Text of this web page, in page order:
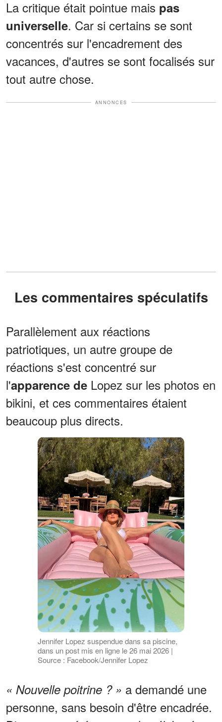
La critique était pointue mais pas
universelle. Car si certains se sont
concentrés sur l'encadrement des
vacances, d'autres se sont focalisés sur
tout autre chose.
ANNONCES
Les commentaires spéculatifs
Parallèlement aux réactions
patriotiques, un autre groupe de
réactions s'est concentré sur
l'apparence de Lopez sur les photos en
bikini, et ces commentaires étaient
beaucoup plus directs.
Jennifer Lopez suspendue dans sa piscine,
dans un post mis en ligne le 26 mai 2026 |
Source : Facebook/Jennifer Lopez
« Nouvelle poitrine ? » a demandé une
personne, sans besoin d'être encadrée.